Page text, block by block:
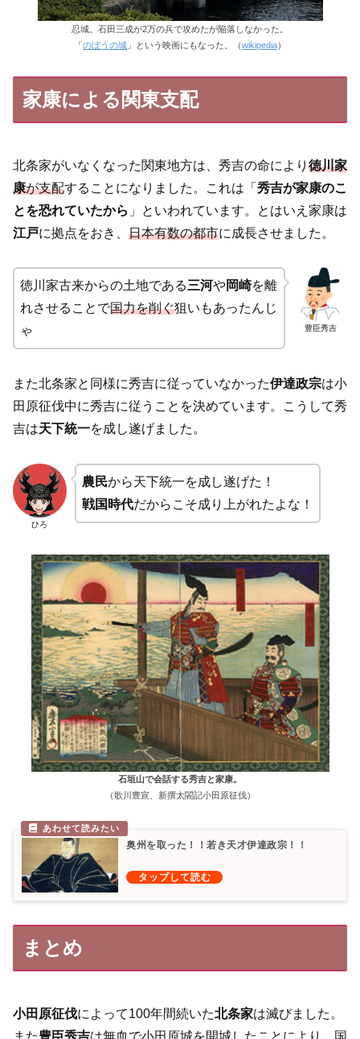
忍城。石田三成が2万の兵で攻めたが陥落しなかった。
「のぼうの城 」という映画にもなった。（wikipedia）
家康による関東支配
北条家がいなくなった関東地方は、秀吉の命により 徳川家
康が支配することになりました。これは「 秀吉が家康のこ
とを恐れていたから 」といわれています。とはいえ家康は
江戸に拠点をおき、 日本有数の都市に成長させました。
豊臣秀吉
徳川家古来からの土地である三河や岡崎を離
れさせることで国力を削ぐ狙いもあったんじ
ゃ
また北条家と同様に秀吉に従っていなかった伊達政宗は小
田原征伐中に秀吉に従うことを決めています。こうして秀
吉は天下統一を成し遂げました。
ひろ
農民から天下統一を成し遂げた！
戦国時代だからこそ成り上がれたよな！
石垣山で会話する秀吉と家康。
（歌川豊宣、新撰太閤記小田原征伐）
奥州を取った！！若き天才伊達政宗！！
まとめ
小田原征伐によって100年間続いた北条家は滅びました。
また豊臣秀吉は無血で小田原城を開城したことにより、国